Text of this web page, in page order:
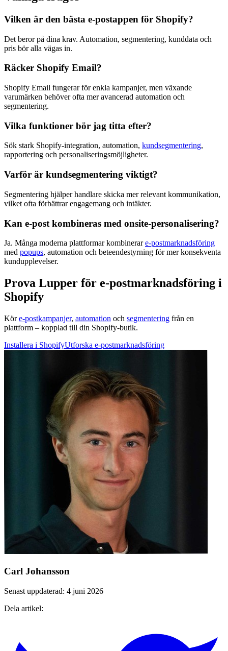
Vilken är den bästa e-postappen för Shopify?
Det beror på dina krav. Automation, segmentering, kunddata och
pris bör alla vägas in.
Räcker Shopify Email?
Shopify Email fungerar för enkla kampanjer, men växande
varumärken behöver ofta mer avancerad automation och
segmentering.
Vilka funktioner bör jag titta efter?
Sök stark Shopify-integration, automation, kundsegmentering,
rapportering och personaliseringsmöjligheter.
Varför är kundsegmentering viktigt?
Segmentering hjälper handlare skicka mer relevant kommunikation,
vilket ofta förbättrar engagemang och intäkter.
Kan e-post kombineras med onsite-personalisering?
Ja. Många moderna plattformar kombinerare-postmarknadsföring
med popups, automation och beteendestyrning för mer konsekventa
kundupplevelser.
Prova Lupper för e-postmarknadsföring i
Shopify
Köre-postkampanjer, automation och segmentering från en
plattform – kopplad till din Shopify-butik.
Installera i ShopifyUtforska e-postmarknadsföring
Carl Johansson
Senast uppdaterad: 4 juni 2026
Dela artikel: